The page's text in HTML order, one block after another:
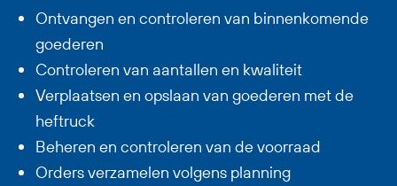
Ontvangen en controleren van binnenkomende
goederen
Controleren van aantallen en kwaliteit
Verplaatsen en opslaan van goederen met de
heftruck
Beheren en controleren van de voorraad
Orders verzamelen volgens planning